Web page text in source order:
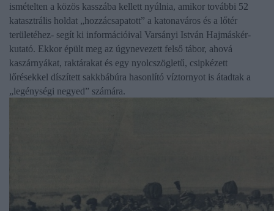
ismételten a közös kasszába kellett nyúlnia, amikor további 52
katasztrális holdat „hozzácsapatott” a katonaváros és a lőtér
területéhez- segít ki információival Varsányi István Hajmáskér-
kutató. Ekkor épült meg az úgynevezett felső tábor, ahová
kaszárnyákat, raktárakat és egy nyolcszögletű, csipkézett
lőrésekkel díszített sakkbábúra hasonlító víztornyot is átadtak a
„legénységi negyed” számára.